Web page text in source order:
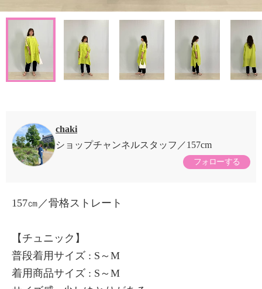
chaki
ショップチャンネルスタッフ
157cm
フォローする
157㎝／骨格ストレート
【チュニック】
普段着用サイズ : S～M
着用商品サイズ : S～M